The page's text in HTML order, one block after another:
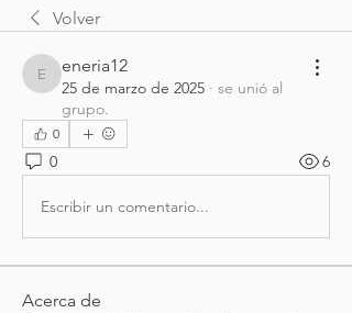
Volver
eneria12
eneria12
25 de marzo de 2025 · se unió al
grupo.
0
0 6
Escribir un comentario...
Acerca de